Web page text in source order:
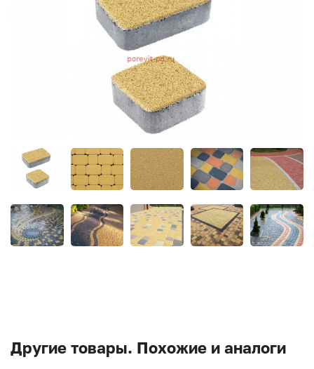
Другие товары. Похожие и аналоги